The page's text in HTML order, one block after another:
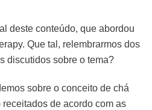
deste conteúdo, que abordou
Que tal, relembrarmos dos
discutidos sobre o tema?
sobre o conceito de chá
de acordo com as